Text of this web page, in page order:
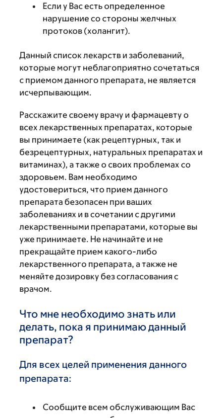
Если у Вас есть определенное
нарушение со стороны желчных
протоков (холангит).
Данный список лекарств и заболеваний,
которые могут неблагоприятно сочетаться
с приемом данного препарата, не является
исчерпывающим.
Расскажите своему врачу и фармацевту о
всех лекарственных препаратах, которые
вы принимаете (как рецептурных, так и
безрецептурных, натуральных препаратах и
витаминах), а также о своих проблемах со
здоровьем. Вам необходимо
удостовериться, что прием данного
препарата безопасен при ваших
заболеваниях и в сочетании с другими
лекарственными препаратами, которые вы
уже принимаете. Не начинайте и не
прекращайте прием какого-либо
лекарственного препарата, а также не
меняйте дозировку без согласования с
врачом.
Что мне необходимо знать или
делать, пока я принимаю данный
препарат?
Для всех целей применения данного
препарата:
Сообщите всем обслуживающим Вас